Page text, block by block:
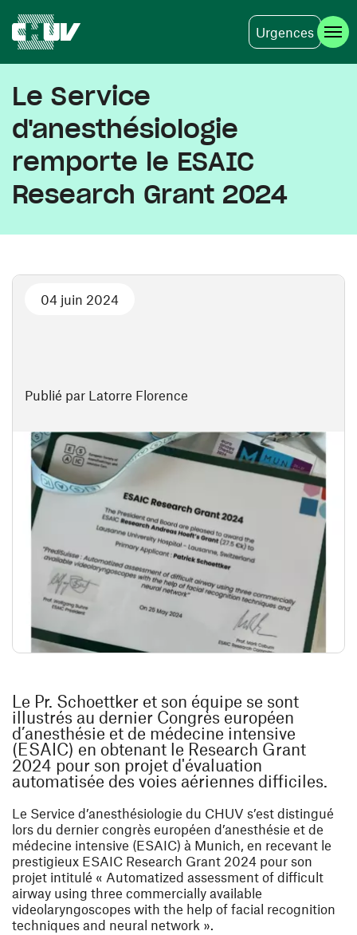
Urgences
Le Service
d'anesthésiologie
remporte le ESAIC
Research Grant 2024
Publié par Latorre Florence
04 juin 2024
Le Pr. Schoettker et son équipe se sont
illustrés au dernier Congrès européen
d’anesthésie et de médecine intensive
(ESAIC) en obtenant le Research Grant
2024 pour son projet d'évaluation
automatisée des voies aériennes difficiles.
Le Service d’anesthésiologie du CHUV s’est distingué
lors du dernier congrès européen d’anesthésie et de
médecine intensive (ESAIC) à Munich, en recevant le
prestigieux ESAIC Research Grant 2024 pour son
projet intitulé « Automatized assessment of difficult
airway using three commercially available
videolaryngoscopes with the help of facial recognition
techniques and neural network ».